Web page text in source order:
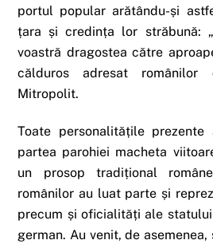
portul popular arătându-și
țara și credința lor străbună:
voastră dragostea către
călduros adresat
Mitropolit.
Toate personalitățile
partea parohiei macheta
un prosop tradițional
românilor au luat parte și
precum și oficialități ale
german. Au venit, de